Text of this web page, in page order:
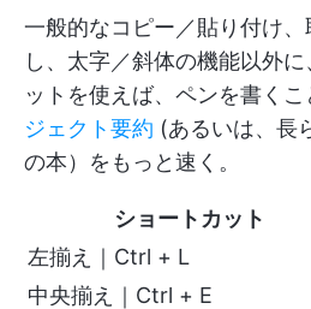
一般的なコピー／貼り付け
し、太字／斜体の機能以外
ットを使えば、ペンを書くこ
ジェクト要約 (あるいは、長
の本）をもっと速く。
ショートカット
左揃え｜Ctrl + L
中央揃え｜Ctrl + E